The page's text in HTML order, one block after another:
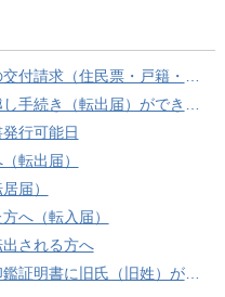
住民票・戸籍・国民年金関係）
続き（転出届）ができます
行可能日
転出届）
届）
へ（転入届）
される方へ
姓）が併記できるようになりました！